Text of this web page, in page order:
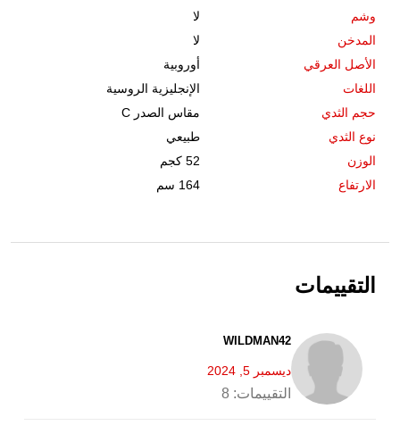
وشم
لا
المدخن
لا
الأصل العرقي
أوروبية
اللغات
الإنجليزية الروسية
حجم الثدي
مقاس الصدر C
نوع الثدي
طبيعي
الوزن
52 كجم
الارتفاع
164 سم
التقييمات
WILDMAN42
ديسمبر 5, 2024
التقييمات: 8